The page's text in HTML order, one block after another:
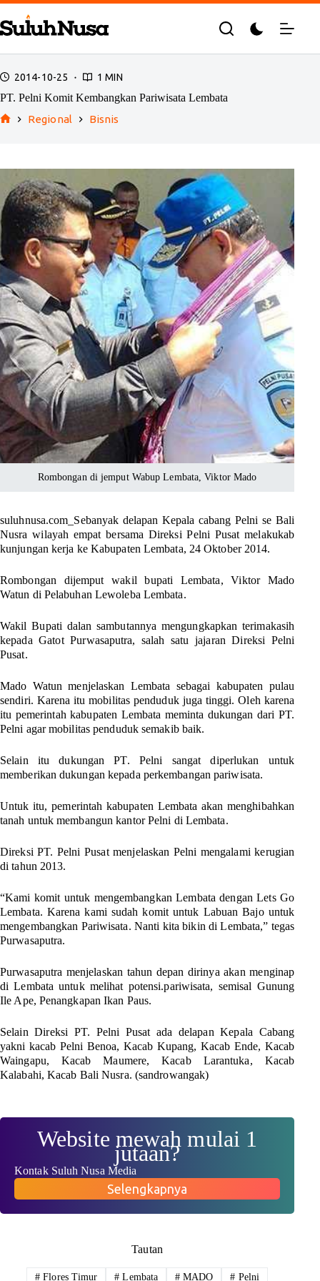
Skip
to
content
2014-10-25 1 MIN
PT. Pelni Komit Kembangkan Pariwisata Lembata
Regional Bisnis
Rombongan di jemput Wabup Lembata, Viktor Mado
suluhnusa.com_ Sebanyak delapan Kepala cabang Pelni se Bali
Nusra wilayah empat bersama Direksi Pelni Pusat melakukab
kunjungan kerja ke Kabupaten Lembata, 24 Oktober 2014.
Rombongan dijemput wakil bupati Lembata, Viktor Mado
Watun di Pelabuhan Lewoleba Lembata.
Wakil Bupati dalan sambutannya mengungkapkan terimakasih
kepada Gatot Purwasaputra, salah satu jajaran Direksi Pelni
Pusat.
Mado Watun menjelaskan Lembata sebagai kabupaten pulau
sendiri. Karena itu mobilitas penduduk juga tinggi. Oleh karena
itu pemerintah kabupaten Lembata meminta dukungan dari PT.
Pelni agar mobilitas penduduk semakib baik.
Selain itu dukungan PT. Pelni sangat diperlukan untuk
memberikan dukungan kepada perkembangan pariwisata.
Untuk itu, pemerintah kabupaten Lembata akan menghibahkan
tanah untuk membangun kantor Pelni di Lembata.
Direksi PT. Pelni Pusat menjelaskan Pelni mengalami kerugian
di tahun 2013.
“Kami komit untuk mengembangkan Lembata dengan Lets Go
Lembata. Karena kami sudah komit untuk Labuan Bajo untuk
mengembangkan Pariwisata. Nanti kita bikin di Lembata,” tegas
Purwasaputra.
Purwasaputra menjelaskan tahun depan dirinya akan menginap
di Lembata untuk melihat potensi.pariwisata, semisal Gunung
Ile Ape, Penangkapan Ikan Paus.
Selain Direksi PT. Pelni Pusat ada delapan Kepala Cabang
yakni kacab Pelni Benoa, Kacab Kupang, Kacab Ende, Kacab
Waingapu, Kacab Maumere, Kacab Larantuka, Kacab
Kalabahi, Kacab Bali Nusra. (sandrowangak)
Website mewah mulai 1
jutaan?
Kontak Suluh Nusa Media
Selengkapnya
Tautan
# Flores Timur # Lembata # MADO # Pelni